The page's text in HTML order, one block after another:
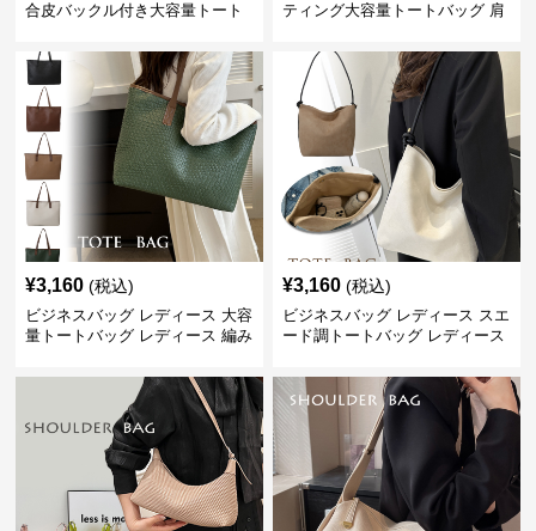
合皮バックル付き大容量トート
ティング大容量トートバッグ 肩
¥3,160 (税込)
ビジネスバッグ レディース 大容
量トートバッグ レディース 編み
¥3,160 (税込)
ビジネスバッグ レディース スエ
ード調トートバッグ レディース